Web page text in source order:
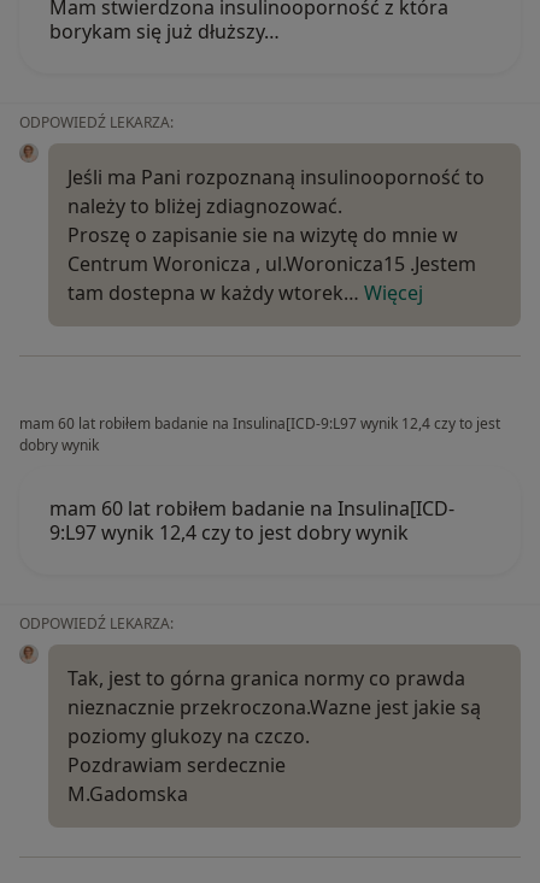
Mam stwierdzona insulinooporność z która
borykam się już dłuższy…
ODPOWIEDŹ LEKARZA:
Jeśli ma Pani rozpoznaną insulinooporność to
należy to bliżej zdiagnozować.
Proszę o zapisanie sie na wizytę do mnie w
Centrum Woronicza , ul.Woronicza15 .Jestem
tam dostepna w każdy wtorek… Więcej
mam 60 lat robiłem badanie na Insulina[ICD-9:L97 wynik 12,4 czy to jest
dobry wynik
mam 60 lat robiłem badanie na Insulina[ICD-
9:L97 wynik 12,4 czy to jest dobry wynik
ODPOWIEDŹ LEKARZA:
Tak, jest to górna granica normy co prawda
nieznacznie przekroczona.Wazne jest jakie są
poziomy glukozy na czczo.
Pozdrawiam serdecznie
M.Gadomska